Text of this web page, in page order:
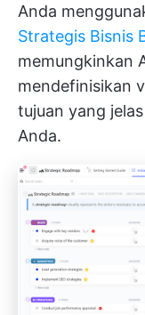
Anda
Strategis Bisnis
memungkinkan
mendefinisikan
tujuan yang
Anda.